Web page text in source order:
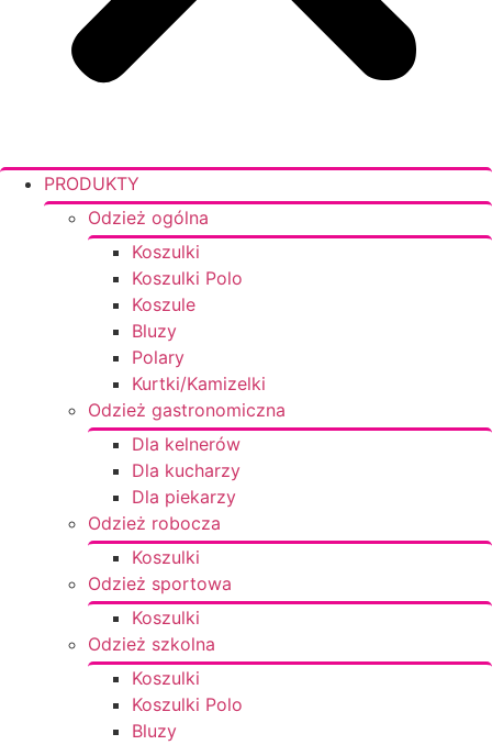
PRODUKTY
Odzież ogólna
Koszulki
Koszulki Polo
Koszule
Bluzy
Polary
Kurtki/Kamizelki
Odzież gastronomiczna
Dla kelnerów
Dla kucharzy
Dla piekarzy
Odzież robocza
Koszulki
Odzież sportowa
Koszulki
Odzież szkolna
Koszulki
Koszulki Polo
Bluzy